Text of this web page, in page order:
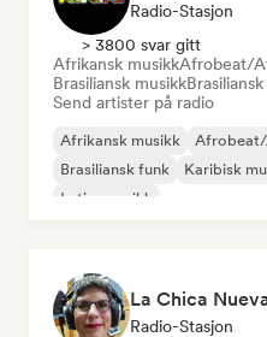
Radio-Stasjon
> 3800 svar gitt
Afrikansk musikkAfrobeat/
Brasiliansk musikk
Send artister på radio
Afrikansk musikk
Brasiliansk funk
Karibisk
Latinamusikk
La Chica
Radio-Stasjon